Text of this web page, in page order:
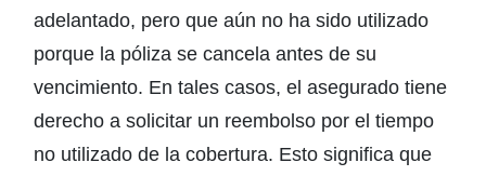
adelantado, pero que aún no ha sido utilizado
porque la póliza se cancela antes de su
vencimiento. En tales casos, el asegurado tiene
derecho a solicitar un reembolso por el tiempo
no utilizado de la cobertura. Esto significa que